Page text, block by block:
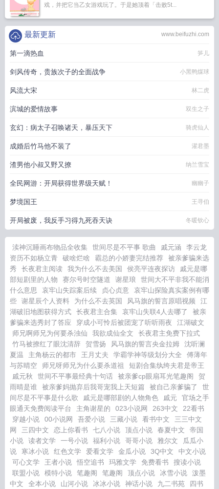
戏，并把它当乙女游戏玩了。于是她顶着「击败5t...
www.beifuzhi.com
最新更新
第一滴热血 笋儿
剑风传奇，贵族次子的全面战争 小黑鸭煤球
风流大宋 林二虎
滨城的爱情故事 双生之子
玄幻：病太子召唤诸天，暴压天下 骑虎仙人
成婚后竹马他不装了 濯君墨
渣男他小叔又野又撩 纳兰雪宝
全民网游：开局获得世界级天赋！ 幽幽子
梦境国王 王寻伯
开局被废，我反手习得九死吞天诀 冬暖钦心
渎神沉睡画布物品全收集 世间尽是不平事 歌曲 戚元涵
李云龙
资历不如杨立青
破啥烂啥 霸总的小娇妻完结推荐
被亲爹骗来选
秀
长夜君主阅读 我为什么不去美国 侯亮平连夜探访
戚元是哪
部短剧里的人物
赛尔号时空隧道 谢星琅
世间大不平非我不能消
什么意思
哀牢山失踪案后续 贞心贞意
哀牢山探险真实案例有哪
些
谢星辰个人资料 为什么不去英国 风马旗的誓言原唱视频
江
湖破旧地图获得方式
长夜君主合集 哀牢山失联4人去哪了
被亲
爹骗来选秀封了答应
穿成小可怜后被团宠了听听雨夜
江湖破文
师兄啊师兄为何要杀浊仙
我欲成仙全文
长夜君主免费下拉式
竹马被撩红了眼沈清辞
贺雪扬 风马旗的誓言央金拉姆
沈听澜
夏温
主角杨云的都市 王月丈夫 学霸学神等级划分大全
傅薄年
与苏晴空
师兄呀师兄为什么要杀道祖
短剧合集纨绔夫君是帝王
戚元秋
世间不平事最经典十句话 被亲爹cp眼扇耳光笔趣阁
贺
雨晴是谁
被亲爹妈抛弃后我哥宠我上天短篇 被自己亲爹骗了
世
间尽是不平事是什么歌
戚元是哪部剧的人物角色 戚元
官场之手
眼通天免费阅读平台
主角谢星的 023小说网 263中文
22看书
穿越小说
00小说网 吾爱小说 三藏小说 看书中文
三三中文
网
三四中文 恋上你看书 七八小说 顶点小说 春夏中文
帝国
小说
读者文学 一号小说 福利小说 哥哥小说 雅尔文
瓜瓜小
说
寒冰小说 红色文学 爱看文学 金瓜小说 3Q中文
中文小说
可心文学
王者小说 悟空追书 玛雅文学 免费看书
搜读小说
联盟小说
模特小说 笔趣阁 笔趣阁 顶点小说 冰雪小说
泼墨
中文
全本小说 山河小说 冰冰小说 神话小说 九二书苑
四书